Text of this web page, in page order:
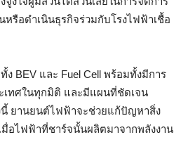
รือดำเนินธุรกิจร่วมกับโรงไฟฟ้าเชื้อ
BEV และ Fuel Cell พร้อมทั้งมีการ
เทศในทุกมิติ และมีแผนที่ชัดเจน
นี้ ยานยนต์ไฟฟ้าจะช่วยแก้ปัญหาสิ่ง
อไฟฟ้าที่ชาร์จนั้นผลิตมาจากพลังงาน